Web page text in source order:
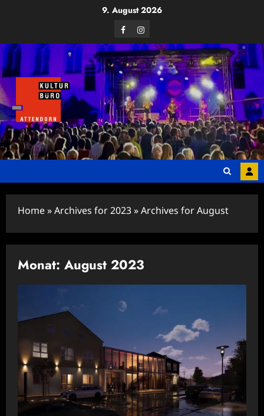
9. August 2026
FacebookInstagram
Home»Archives for 2023»Archives for August
Monat: August 2023